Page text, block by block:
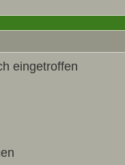
eingetroffen